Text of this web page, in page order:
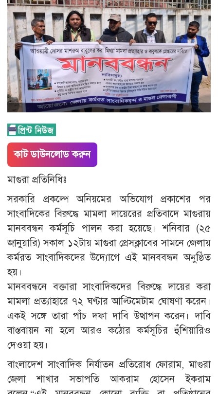
কাট ডাউনলোড করুন
মাগুরা প্রতিনিধিঃ
সরকারি প্রকল্পে অনিয়মের অভিযোগ প্রকাশের পর
সাংবাদিকের বিরুদ্ধে মামলা দায়েরের প্রতিবাদে মাগুরায়
মানববন্ধন কর্মসূচি পালন করা হয়েছে। শনিবার (২৫
জানুয়ারি) সকাল ১২টায় মাগুরা প্রেসক্লাবের সামনে জেলায়
কর্মরত সাংবাদিকদের উদ্যোগে এই মানববন্ধন অনুষ্ঠিত
হয়।
মানববন্ধনে বক্তারা সাংবাদিকদের বিরুদ্ধে দায়ের করা
মামলা প্রত্যাহারে ৭২ ঘণ্টার আল্টিমেটাম ঘোষণা করেন।
একই সঙ্গে তারা পাঁচ দফা দাবি উত্থাপন করেন। দাবি
বাস্তবায়ন না হলে আরও কঠোর কর্মসূচির হুঁশিয়ারিও
দেওয়া হয়।
বাংলাদেশ সাংবাদিক নির্যাতন প্রতিরোধ ফোরাম, মাগুরা
জেলা শাখার সভাপতি আকরাম হোসেন ইকরাম